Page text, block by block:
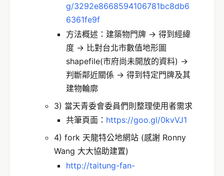
g/3292e8668594106781bc8db6
6361fe9f
方法概述：建築物門牌 -> 得到經緯
度 -> 比對台北市數值地形圖
shapefile(市府尚未開放的資料) ->
判斷鄰近關係 -> 得到特定門牌及其
建物輪廓
3) 當天青委會委員們則整理使用者需求
共筆頁面： https://goo.gl/0kvVJ1
4) fork 天龍特公地網站 (感謝 Ronny
Wang 大大協助建置)
http://taitung-fan-